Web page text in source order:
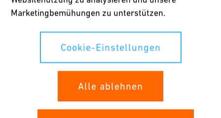
Keine doppelte Auftragserfassung
Ein-Klick-Bestellübermittlung direkt aus Ihrem ERP, wodurch
Fehler und Medienbrüche im Beschaffungsprozess eliminiert
einfachen Sendungsverfolgung.
Marketingbemühungen zu unterstützen.
Cookie-Einstellungen
Alle ablehnen